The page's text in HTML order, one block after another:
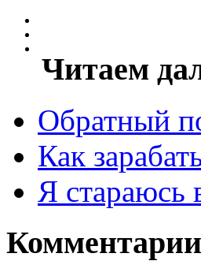
Читаем
Обратный
Как
Я стараюсь
Комментарии